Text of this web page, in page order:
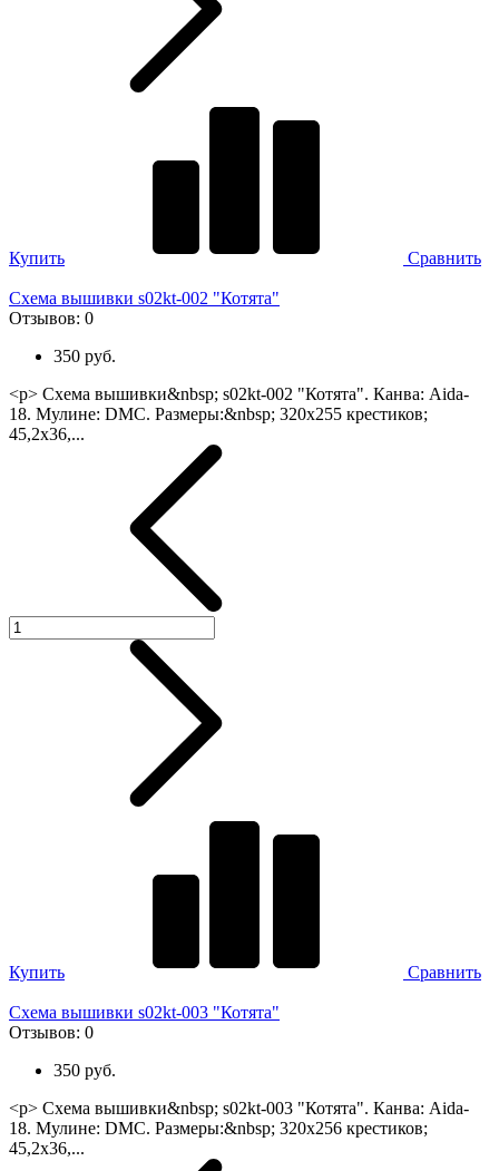
Купить Сравнить
Схема вышивки s02kt-002 "Котята"
Отзывов: 0
350 руб.
<p> Схема вышивки&nbsp; s02kt-002 "Котята". Канва: Aida-
18. Мулине: DMC. Размеры:&nbsp; 320х255 крестиков;
45,2х36,...
Купить Сравнить
Схема вышивки s02kt-003 "Котята"
Отзывов: 0
350 руб.
<p> Схема вышивки&nbsp; s02kt-003 "Котята". Канва: Aida-
18. Мулине: DMC. Размеры:&nbsp; 320х256 крестиков;
45,2х36,...